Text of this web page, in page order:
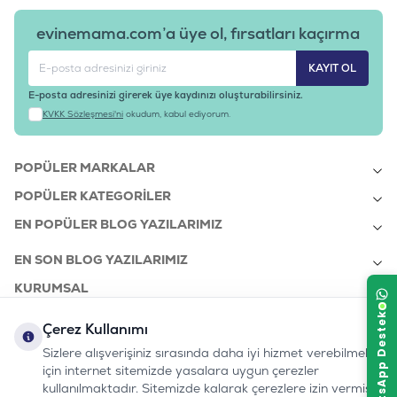
evinemama.com’a üye ol, fırsatları kaçırma
KAYIT OL
E-posta adresinizi girerek üye kaydınızı oluşturabilirsiniz.
KVKK Sözleşmesi'ni okudum, kabul ediyorum.
POPÜLER MARKALAR
POPÜLER KATEGORILER
EN POPÜLER BLOG YAZILARIMIZ
EN SON BLOG YAZILARIMIZ
KURUMSAL
bizi takip edin:
Instagram
Youtube
TiktokFacebook
Linkedin
www.evinemama.com
pati@evinemama.com
0232 7000 212
%100 MUTLU
MÜŞTERI HATTI
(haftaiçi 09.00-17.00)
Çerez Kullanımı
Sizlere alışverişiniz sırasında daha iyi hizmet verebilmek
için internet sitemizde yasalara uygun çerezler
kullanılmaktadır. Sitemizde kalarak çerezlere izin vermiş